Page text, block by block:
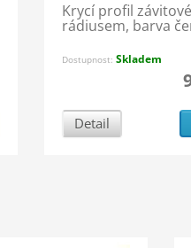
Krycí profil
rádiusem, barva
Dostupnost: Skladem
Detail